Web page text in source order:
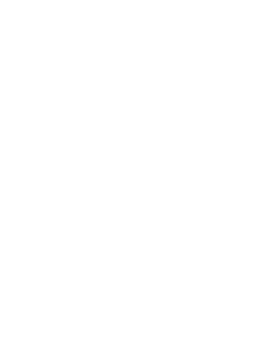
です。
ありません。